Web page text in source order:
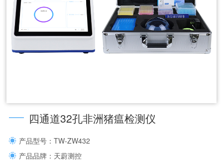
四通道32孔非洲猪瘟检测仪
产品型号：TW-ZW432
产品品牌：天蔚测控